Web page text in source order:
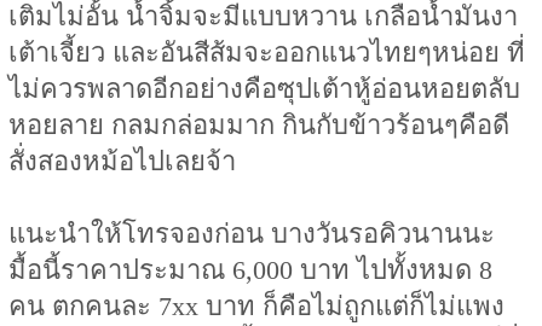
เติมไม่อั้น น้ำจิ้มจะมีแบบหวาน เกลือน้ำมันงา
เต้าเจี้ยว และอันสีส้มจะออกแนวไทยๆหน่อย ที่
ไม่ควรพลาดอีกอย่างคือซุปเต้าหู้อ่อนหอยตลับ
หอยลาย กลมกล่อมมาก กินกับข้าวร้อนๆคือดี
สั่งสองหม้อไปเลยจ้า
แนะนำให้โทรจองก่อน บางวันรอคิวนานนะ
มื้อนี้ราคาประมาณ 6,000 บาท ไปทั้งหมด 8
คน ตกคนละ 7xx บาท ก็คือไม่ถูกแต่ก็ไม่แพง